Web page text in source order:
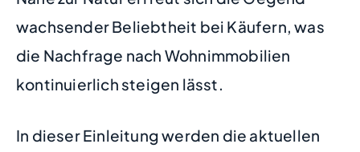
wachsender Beliebtheit bei Käufern, was
die Nachfrage nach Wohnimmobilien
kontinuierlich steigen lässt.
In dieser Einleitung werden die aktuellen